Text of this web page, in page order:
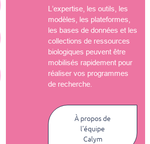
L’expertise, les outils, les
modèles, les plateformes,
les bases de données et les
collections de ressources
biologiques peuvent être
mobilisés rapidement pour
réaliser vos programmes
de recherche.
À propos de
l’équipe
Calym